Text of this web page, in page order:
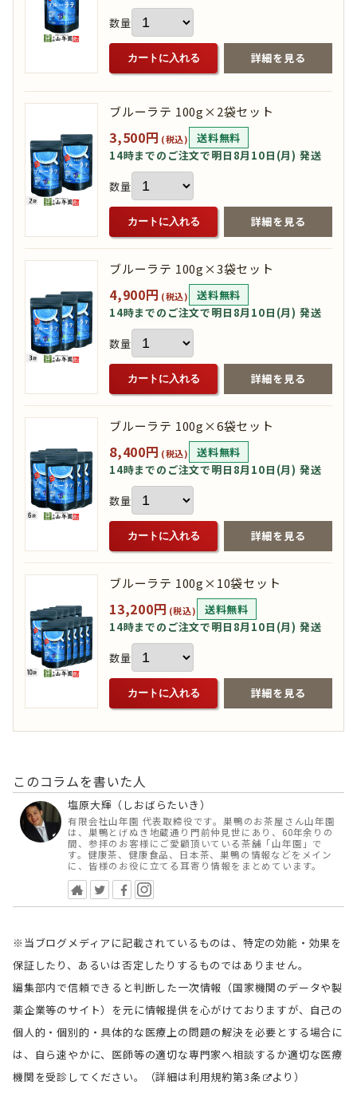
数量
カートに入れる 詳細を見る
ブルーラテ 100g×2袋セット
3,500円 (税込)
送料無料
14時までのご注文で明日8月10日(月) 発送
数量
カートに入れる 詳細を見る
ブルーラテ 100g×3袋セット
4,900円 (税込)
送料無料
14時までのご注文で明日8月10日(月) 発送
数量
カートに入れる 詳細を見る
ブルーラテ 100g×6袋セット
8,400円 (税込)
送料無料
14時までのご注文で明日8月10日(月) 発送
数量
カートに入れる 詳細を見る
ブルーラテ 100g×10袋セット
13,200円 (税込)
送料無料
14時までのご注文で明日8月10日(月) 発送
数量
カートに入れる 詳細を見る
このコラムを書いた人
塩原大輝（しおばらたいき）
有限会社山年園 代表取締役です。巣鴨のお茶屋さん山年園
は、巣鴨とげぬき地蔵通り門前仲見世にあり、60年余りの
間、参拝のお客様にご愛顧頂いている茶舗「山年園」で
す。健康茶、健康食品、日本茶、巣鴨の情報などをメイン
に、皆様のお役に立てる耳寄り情報をまとめています。
※当ブログメディアに記載されているものは、特定の効能・効果を
保証したり、あるいは否定したりするものではありません。
編集部内で信頼できると判断した一次情報（国家機関のデータや製
薬企業等のサイト）を元に情報提供を心がけておりますが、自己の
個人的・個別的・具体的な医療上の問題の解決を必要とする場合に
は、自ら速やかに、医師等の適切な専門家へ相談するか適切な医療
機関を受診してください。（詳細は利用規約第3条 より）